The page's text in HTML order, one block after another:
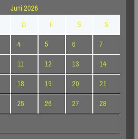
Juni 2026
D F S
S
4 5 6
7
11 12 13
14
18 19 20
21
25 26 27
28